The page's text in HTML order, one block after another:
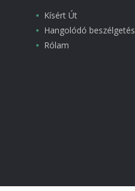
Kísért Út
Hangolódó beszélgetés
Rólam